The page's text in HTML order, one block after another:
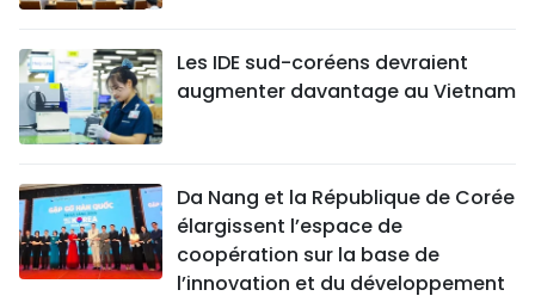
Les IDE sud-coréens devraient
augmenter davantage au Vietnam
Da Nang et la République de Corée
élargissent l’espace de
coopération sur la base de
l’innovation et du développement